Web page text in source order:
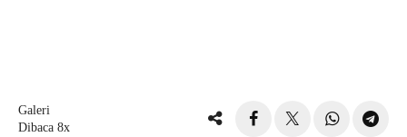
Galeri
Dibaca 8x